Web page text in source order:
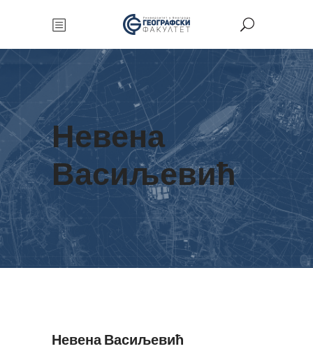
Невена
Васиљевић
Невена Васиљевић